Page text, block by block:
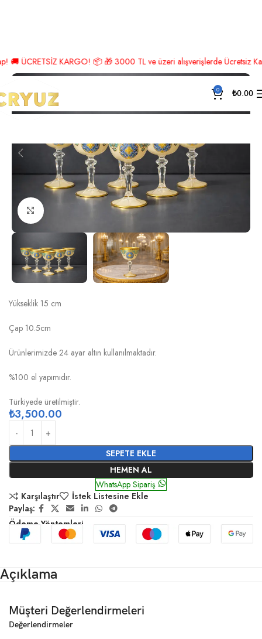
KARGO! 📦 🎁 3000 TL ve üzeri alışverişlerde Ücretsiz Kargo!
0 ₺0.00
Ana Sayfa Servis Dondurmalık
Click to enlarge
Yükseklik 15 cm
Çap 10.5cm
Ürünlerimizde 24 ayar altın kullanılmaktadır.
%100 el yapımıdır.
Türkiyede üretilmiştir.
₺3,500.00
SEPETE EKLE
HEMEN AL
WhatsApp Sipariş
Karşılaştır
İstek Listesine Ekle
Paylaş:
Ödeme Yöntemleri
Açıklama
Müşteri Değerlendirmeleri
Değerlendirmeler